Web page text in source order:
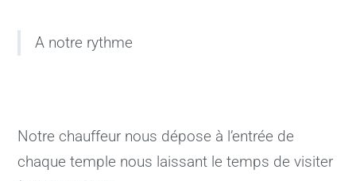
A notre rythme
Notre chauffeur nous dépose à l’entrée de
chaque temple nous laissant le temps de visiter